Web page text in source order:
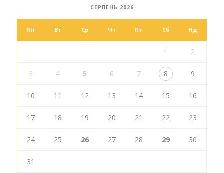
СЕРПЕНЬ 2026
Пн Вт Ср Чт Пт Сб Нд
1 2
3 4 5 6 7 8 9
10 11 12 13 14 15 16
17 18 19 20 21 22 23
24 25 26 27 28 29 30
31